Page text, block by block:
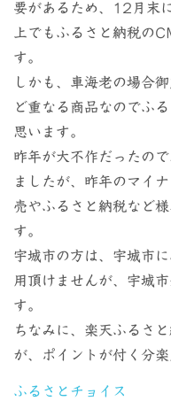
要があるため、12月末
上でもふるさと納税の
す。
しかも、車海老の場合
ど重なる商品なのでふ
思います。
昨年が大不作だったの
ましたが、昨年のマイ
売やふるさと納税など
す。
宇城市の方は、宇城市
用頂けませんが、宇城
す。
ちなみに、楽天ふるさ
が、ポイントが付く分
ふるさとチョイス